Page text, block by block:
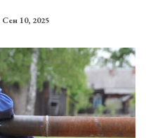
Сен 10, 2025